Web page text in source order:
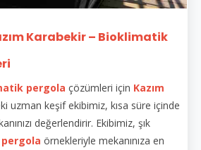
Karabekir – Bioklimatik
pergola çözümleri için Kazım
uzman keşif ekibimiz, kısa süre içinde
değerlendirir. Ekibimiz, şık
örnekleriyle mekanınıza en